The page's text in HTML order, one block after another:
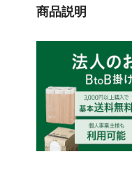
商品説明